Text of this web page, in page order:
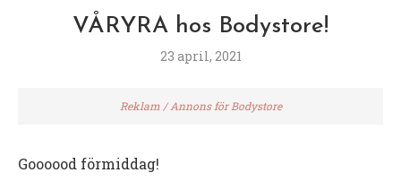
VÅRYRA hos Bodystore!
23 april, 2021
Reklam / Annons för Bodystore
Goooood förmiddag!